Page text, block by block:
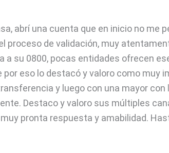
abrí una cuenta que en inicio no me
proceso de validación, muy
su 0800, pocas entidades ofrecen
por eso lo destacó y valoro como muy
y luego con una mayor con
Destaco y valoro sus múltiples
pronta respuesta y amabilidad.